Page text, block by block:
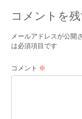
コメントを
メールアドレスが公開
は必須項目です
コメント ※